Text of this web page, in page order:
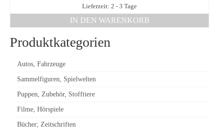
Lieferzeit: 2 - 3 Tage
IN DEN WARENKORB
Produktkategorien
Autos, Fahrzeuge
Sammelfiguren, Spielwelten
Puppen, Zubehör, Stofftiere
Filme, Hörspiele
Bücher; Zeitschriften